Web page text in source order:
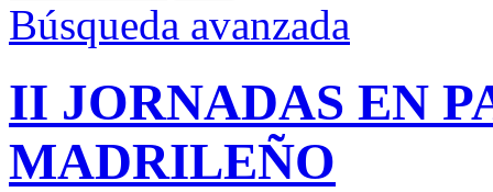
Búsqueda avanzada
II JORNADAS EN
MADRILEÑO